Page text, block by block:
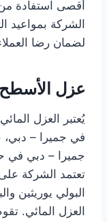
أقصى استفادة من
الشركة بمواعيد
لضمان رضا
عزل الأسطح
يُعتبر العزل
في جميرا –
جميرا – دبي في
تعتمد الشركة
البولي يوريثين
العزل المائي.